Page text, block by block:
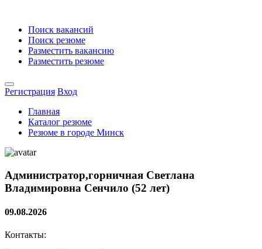
Поиск вакансий
Поиск резюме
Разместить вакансию
Разместить резюме
Регистрация Вход
Главная
Каталог резюме
Резюме в городе Минск
Администратор,горничная Светлана
Владимировна Сенчило (52 лет)
09.08.2026
Контакты: